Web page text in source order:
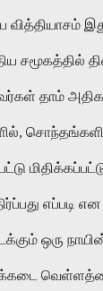
சமூகத்தில்
தாம்
எப்படி
ஒரு